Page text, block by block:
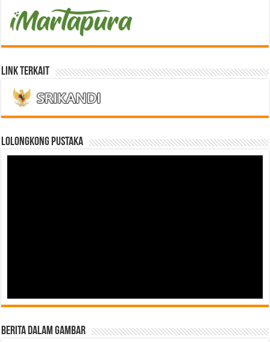
Link Terkait
LOLONGKONG PUSTAKA
Berita Dalam Gambar